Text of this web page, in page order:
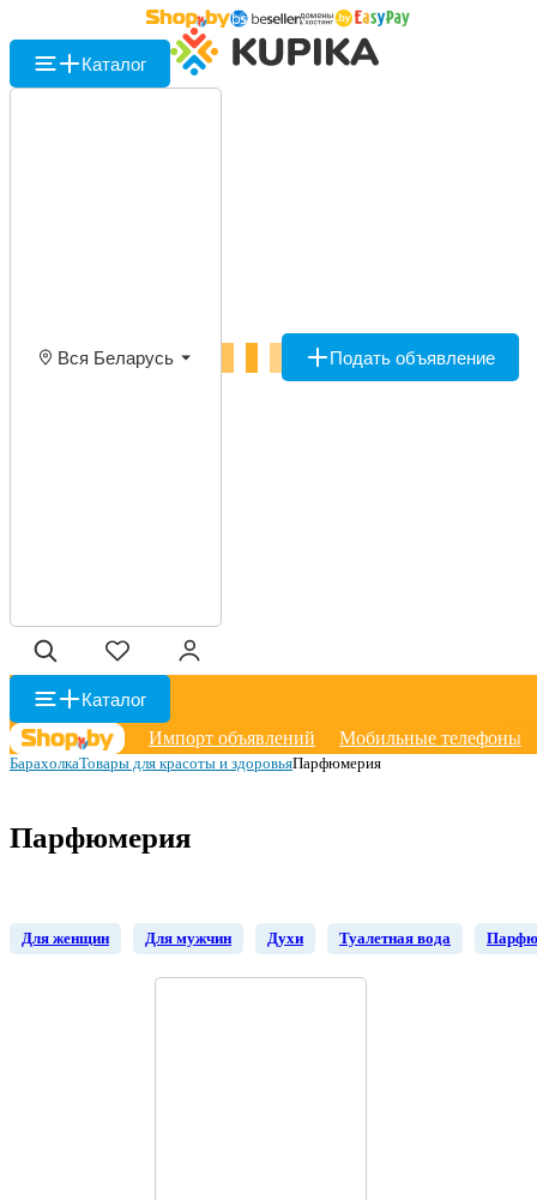
Каталог
Вся Беларусь Подать объявление
Каталог
Импорт объявлений
Мобильные телефоны
БарахолкаТовары для красоты и здоровьяПарфюмерия
Парфюмерия
Для женщин Для мужчин Духи Туалетная вода